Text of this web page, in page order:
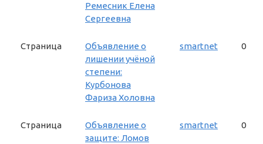
Ремесник Елена
Сергеевна
Страница
Объявление о
лишении учёной
степени:
Курбонова
Фариза Холовна
smartnet 0
Страница
Объявление о
защите: Ломов
smartnet 0